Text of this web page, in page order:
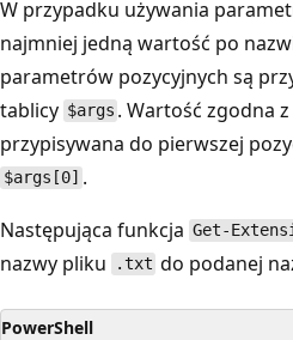
W przypadku używania
najmniej jedną wartość po
parametrów pozycyjnych są
tablicy $args . Wartość zgodna
przypisywana do pierwszej
$args[0] .
Następująca funkcja Get-
nazwy pliku
.txt do podanej
PowerShell